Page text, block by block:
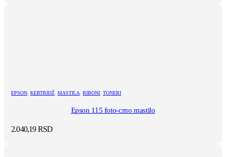
EPSON, KERTRIDŽ, MASTILA, RIBONI, TONERI
Epson 115 foto-crno mastilo
2.040,19RSD